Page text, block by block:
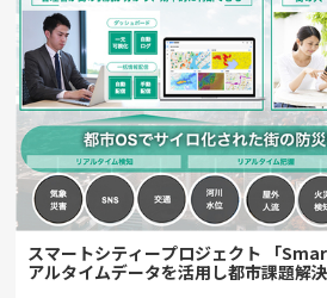
スマートシティープロジェクト 「
アルタイムデータを活用し都市課題解